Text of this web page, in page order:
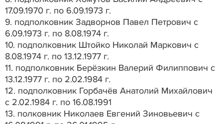
17.09.1970 г. по 6.09.1973 г.
9. подполковник Задворнов Павел Петрович с
6.09.1973 г. по 8.08.1974 г.
10. подполковник Штойко Николай Маркович с
8.08.1974 г. по 13.12.1977 г.
11. подполковник Берёзкин Валерий Филиппович с
13.12.1977 г. по 2.02.1984 г.
12. подполковник Горбачёв Анатолий Михайлович
с 2.02.1984 г. по 16.08.1991
13. полковник Николаев Евгений Зиновьевич с